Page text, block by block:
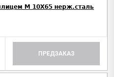
M 10Х65 нерж.сталь
ПРЕДЗАКАЗ